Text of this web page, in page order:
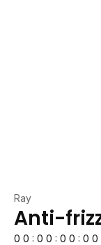
Ray
Anti-
0 0 : 0 0 : 0 0 : 0 0